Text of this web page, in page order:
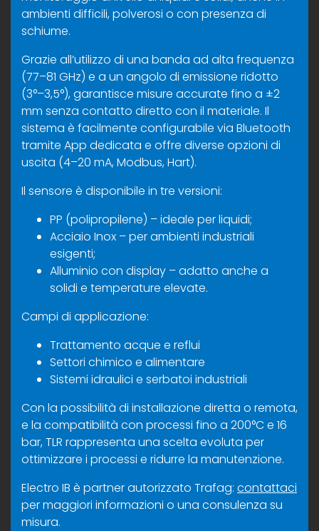
ambienti difficili, polverosi o con presenza di
schiume.
Grazie all’utilizzo di una banda ad alta frequenza
(77–81 GHz) e a un angolo di emissione ridotto
(3°–3,5°), garantisce misure accurate fino a ±2
mm senza contatto diretto con il materiale. Il
sistema è facilmente configurabile via Bluetooth
tramite App dedicata e offre diverse opzioni di
uscita (4–20 mA, Modbus, Hart).
Il sensore è disponibile in tre versioni:
PP (polipropilene) – ideale per liquidi;
Acciaio Inox – per ambienti industriali
esigenti;
Alluminio con display – adatto anche a
solidi e temperature elevate.
Campi di applicazione:
Trattamento acque e reflui
Settori chimico e alimentare
Sistemi idraulici e serbatoi industriali
Con la possibilità di installazione diretta o remota,
e la compatibilità con processi fino a 200°C e 16
bar, TLR rappresenta una scelta evoluta per
ottimizzare i processi e ridurre la manutenzione.
Electro IB è partner autorizzato Trafag: contattaci
per maggiori informazioni o una consulenza su
misura.